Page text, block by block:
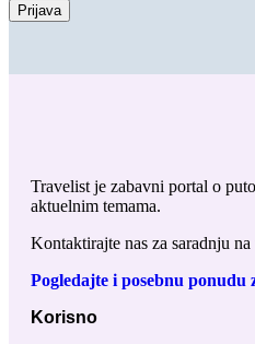
Prijava
Travelist je zabavni portal o
aktuelnim temama.
Kontaktirajte nas za saradnju na
Pogledajte i posebnu ponudu
Korisno